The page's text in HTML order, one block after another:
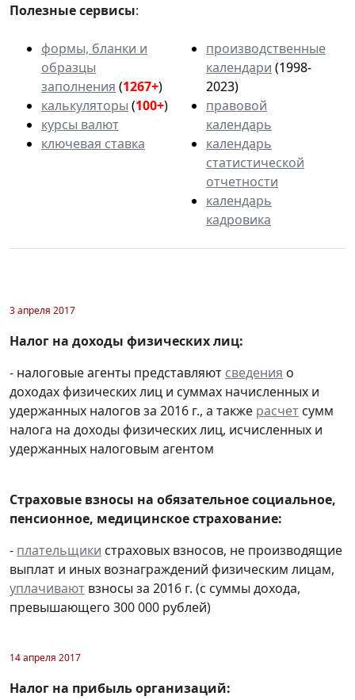
Полезные сервисы:
формы, бланки и
образцы
заполнения (1267+)
калькуляторы (100+)
курсы валют
ключевая ставка
производственные
календари (1998-
2023)
правовой
календарь
календарь
статистической
отчетности
календарь
кадровика
3 апреля 2017
Налог на доходы физических лиц:
- налоговые агенты представляют сведения о
доходах физических лиц и суммах начисленных и
удержанных налогов за 2016 г., а также расчет сумм
налога на доходы физических лиц, исчисленных и
удержанных налоговым агентом
Страховые взносы на обязательное социальное,
пенсионное, медицинское страхование:
- плательщики страховых взносов, не производящие
выплат и иных вознаграждений физическим лицам,
уплачивают взносы за 2016 г. (с суммы дохода,
превышающего 300 000 рублей)
14 апреля 2017
Налог на прибыль организаций: